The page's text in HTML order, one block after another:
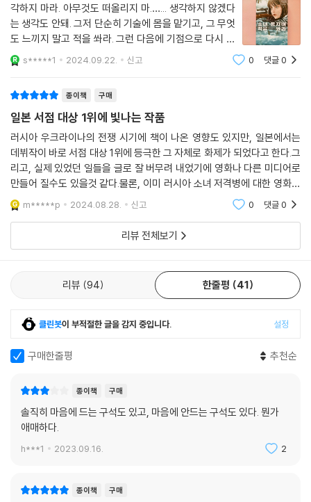
은 데서 그치지 않고 소설 자체를 어엿한 여성서사로 만들어낸 데 있다. 저
자는 매우 의식적으로 여성 저격병 간의 연대를 전면에 그려냈는데, 그로
인해 소설의 주제와 결말이 명확해졌다고 고백한다. 또한 만화나 게임 등
에서 흔히 병기(兵器)를 든 여성의 이미지가 오용되는 방식을 비판하고
된다”라 말하며, 그러한 자극적 대중문화와 이 소설이 궤를 달리함을 분명
히 밝히고 있다.
여성 저격병의 이야기를 그려야 했던 이유
제2차 세계대전, 병력의 고갈에 직면해 있던 것은 독일도 마찬가지였지만
그들은 여성을 보조 인력으로 활용했다. 미군에서 여성은 남성 병사의 치
어리더 역할을 수행할 뿐이었다. 그런데 왜 소련만은 제2차 세계대전에서
그 수많은 여성을 전선에 병사로서 동원하였을까? 『소녀 동지여 적을 쏴
라』는 저자가 대학 시절에 품은 이 오래된 의문에서 비롯되었다.
역사적으로 매우 드문 사례로서 분명히 존재했으나, ‘남자들은 전장에서
용감하게 싸웠고 여자들은 집에서 남자의 귀환을 기다렸다’라는 전후에 만
에서 남자들과 똑같이 싸웠고, 전후에는 똑같이 전쟁 경험으로 인한 정신
자는 알렉시예비치의 논픽션 『전쟁은 여자의 얼굴을 하지 않았다』에 이어
다. 이야기되지 않은 사람들을 이야기하는 것. 바로 그 의지가 이제껏 존재
하지 않았던 전쟁소설을 탄생시켰다.
저격병이라는 병과의 특수성에 주목한 것도 새로운 부분이다. 기술의 발달
하고 조준 사격하여 죽이고 돌아와야 한다. 또한 일반 보병처럼 집단성이
각하지 마라. 아무것도 떠올리지 마.…... 생각하지 않겠다
는 생각도 안돼. 그저 단순히 기술에 몸을 맡기고, 그 무엇
도 느끼지 말고 적을 쏴라. 그런 다음에 기점으로 다시 돌
아와라. 침략자를 무찌르고 파시스트를 제거하기 위해 싸
운다는 그 의식으로.”*지키고 싶다. 샤를로타만이 아니
s*****1 2024.09.22. 신고 0 댓글0
종이책 구매
일본 서점 대상 1위에 빛나는 작품
러시아 우크라이나의 전쟁 시기에 책이 나온 영향도 있지만, 일본에서는
데뷔작이 바로 서점 대상 1위에 등극한 그 자체로 화제가 되었다고 한다.그
리고, 실제 있었던 일들을 글로 잘 버무려 내었기에 영화나 다른 미디어로
만들어 질수도 있을것 같다.물론, 이미 러시아 소녀 저격병에 대한 영화도
몇편 있다.그 만큼 실화가 가진 힘이 있는 이야기다.
m*****p 2024.08.28. 신고 0 댓글0
리뷰 전체보기
리뷰 94 한줄평 41
클린봇이 부적절한 글을 감지 중입니다. 설정
구매한줄평 추천순
종이책 구매
솔직히 마음에 드는 구석도 있고, 마음에 안드는 구석도 있다. 뭔가
애매하다.
h***1 2023.09.16. 2
종이책 구매